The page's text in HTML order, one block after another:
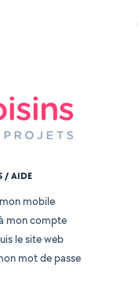
/ AIDE
mobile
mon compte
le site web
mot de passe